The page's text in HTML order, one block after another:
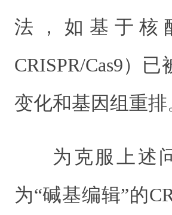
法，如基于核
CRISPR/Cas9）
变化和基因组重排
为克服上述
为“碱基编辑”的